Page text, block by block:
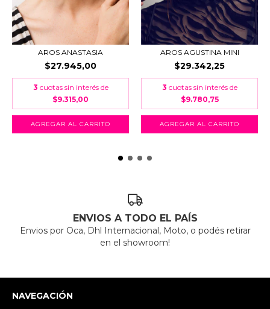
AROS ANASTASIA
$27.945,00
3 cuotas sin interés de
$9.315,00
AROS AGUSTINA MINI
$29.342,25
3 cuotas sin interés de
$9.780,75
ENVIOS A TODO EL PAÍS
Envios por Oca, Dhl Internacional, Moto, o podés retirar
en el showroom!
NAVEGACIÓN